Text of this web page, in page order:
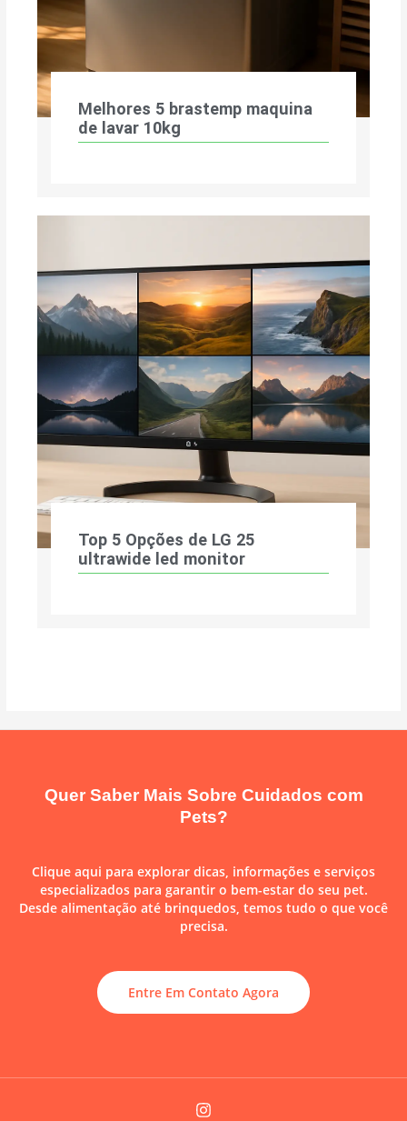
Melhores 5 brastemp maquina
de lavar 10kg
Top 5 Opções de LG 25
ultrawide led monitor
Quer Saber Mais Sobre Cuidados com
Pets?
Clique aqui para explorar dicas, informações e serviços
especializados para garantir o bem-estar do seu pet.
Desde alimentação até brinquedos, temos tudo o que você
precisa.
Entre Em Contato Agora